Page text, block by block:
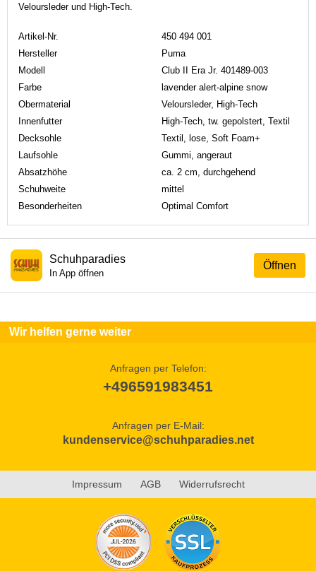
Veloursleder und High-Tech.
Artikel-Nr.
450 494 001
Hersteller
Puma
Modell
Club II Era Jr. 401489-003
Farbe
lavender alert-alpine snow
Obermaterial
Veloursleder, High-Tech
Innenfutter
High-Tech, tw. gepolstert, Textil
Decksohle
Textil, lose, Soft Foam+
Laufsohle
Gummi, angeraut
Absatzhöhe
ca. 2 cm, durchgehend
Schuhweite
mittel
Besonderheiten
Optimal Comfort
Öffnen
Schuhparadies
In App öffnen
Wir helfen gerne weiter
Anfragen per Telefon:
+496591983451
Anfragen per E-Mail:
kundenservice@schuhparadies.net
Impressum AGB Widerrufsrecht